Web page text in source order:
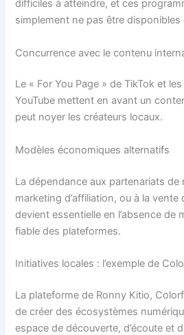
difficiles à atteindre, et ces
simplement ne pas être
Concurrence avec le contenu
Le « For You Page » de TikTok et
YouTube mettent en avant un
peut noyer les créateurs locaux.
Modèles économiques alternatifs
La dépendance aux partenariats de
marketing d’affiliation, ou à la
devient essentielle en l’absence de
fiable des plateformes.
Initiatives locales : l’exemple de
La plateforme de Ronny Kitio,
de créer des écosystèmes
espace de découverte, d’écoute et